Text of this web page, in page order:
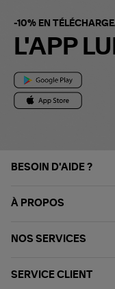
-10% EN
L'APP
BESOIN D'AIDE ?
À PROPOS
NOS SERVICES
SERVICE CLIENT